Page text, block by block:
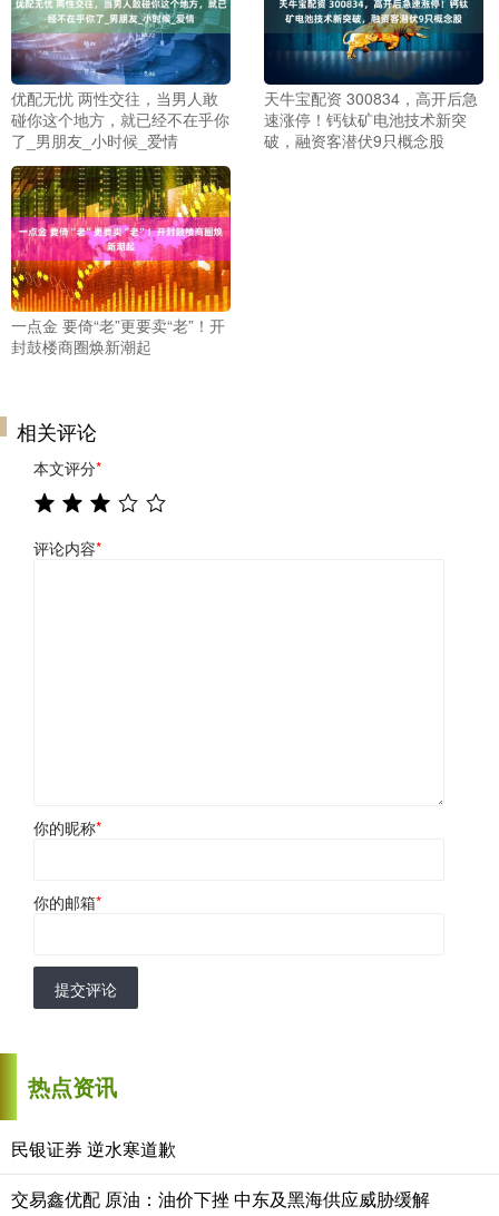
优配无忧 两性交往，当男人敢
碰你这个地方，就已经不在乎你
了_男朋友_小时候_爱情
天牛宝配资 300834，高开后急
速涨停！钙钛矿电池技术新突
破，融资客潜伏9只概念股
一点金 要倚“老”更要卖“老”！开
封鼓楼商圈焕新潮起
相关评论
本文评分*
评论内容*
你的昵称*
你的邮箱*
提交评论
热点资讯
民银证券 逆水寒道歉
交易鑫优配 原油：油价下挫 中东及黑海供应威胁缓解